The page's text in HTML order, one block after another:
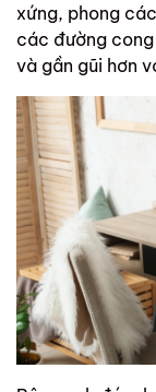
xứng, phong
các đường
và gần gũi hơn